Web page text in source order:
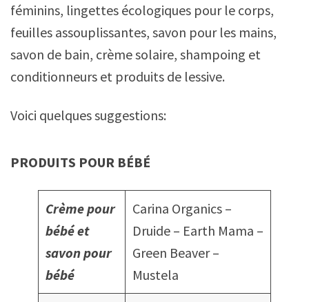
féminins, lingettes écologiques pour le corps,
feuilles assouplissantes, savon pour les mains,
savon de bain, crème solaire, shampoing et
conditionneurs et produits de lessive.
Voici quelques suggestions:
PRODUITS POUR BÉBÉ
Crème pour
bébéet
savon pour
bébé
Carina Organics –
Druide – Earth Mama –
Green Beaver –
Mustela